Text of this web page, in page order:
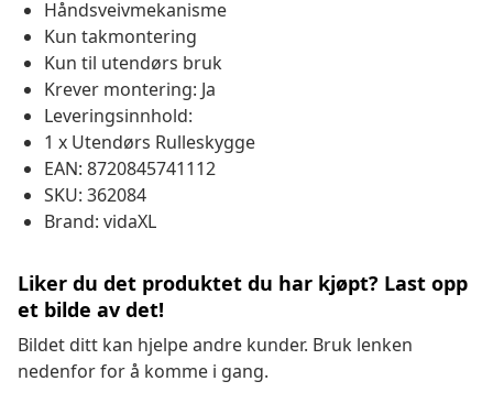
Håndsveivmekanisme
Kun takmontering
Kun til utendørs bruk
Krever montering: Ja
Leveringsinnhold:
1 x Utendørs Rulleskygge
EAN: 8720845741112
SKU: 362084
Brand: vidaXL
Liker du det produktet du har kjøpt? Last opp
et bilde av det!
Bildet ditt kan hjelpe andre kunder. Bruk lenken
nedenfor for å komme i gang.